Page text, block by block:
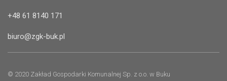
+48 61 8140 171
biuro@zgk-buk.pl
© 2020 Zakład Gospodarki Komunalnej Sp. z o.o. w Buku